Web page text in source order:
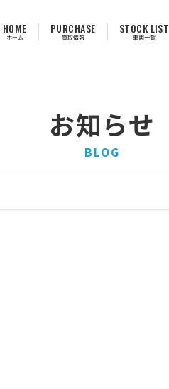
HOME
ホーム
PURCHASE
買取情報
STOCK LIST
車両一覧
お知らせ
BLOG